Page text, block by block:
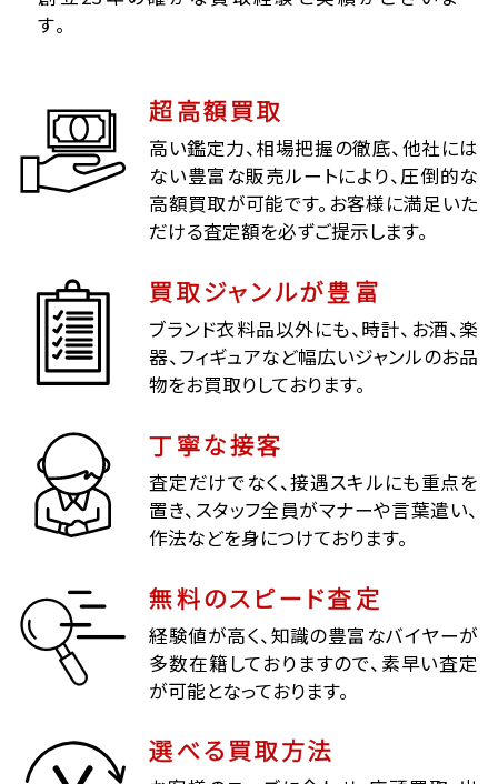
す。
超高額買取
高い鑑定力、相場把握の徹底、他社には
ない豊富な販売ルートにより、圧倒的な
高額買取が可能です。お客様に満足いた
だける査定額を必ずご提示します。
買取ジャンルが豊富
ブランド衣料品以外にも、時計、お酒、楽
器、フィギュアなど幅広いジャンルのお品
物をお買取りしております。
丁寧な接客
査定だけでなく、接遇スキルにも重点を
置き、スタッフ全員がマナーや言葉遣い、
作法などを身につけております。
無料のスピード査定
経験値が高く、知識の豊富なバイヤーが
多数在籍しておりますので、素早い査定
が可能となっております。
選べる買取方法